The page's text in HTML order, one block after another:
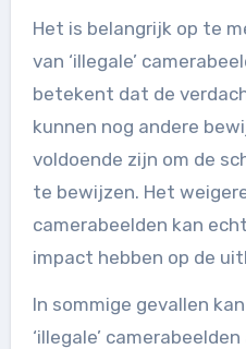
Het is belangrijk op te
van ‘illegale’
betekent dat de
kunnen nog andere
voldoende zijn om de
te bewijzen. Het
camerabeelden kan
impact hebben op de
In sommige gevallen
‘illegale’